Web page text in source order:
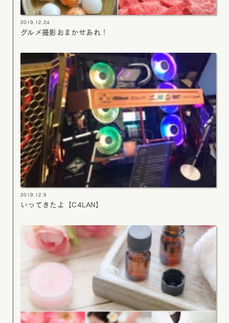
2019.12.24
グルメ撮影おまかせあれ！
2019.12.9
いってきたよ【C4LAN】